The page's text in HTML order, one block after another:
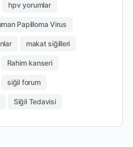
hpv yorumlar
Papilloma Virus
makat siğilleri
Rahim kanseri
siğil forum
Siğil Tedavisi